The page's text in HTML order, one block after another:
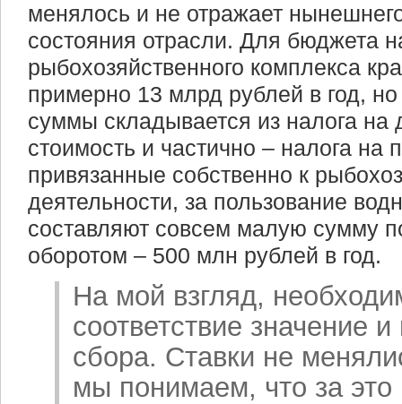
менялось и не отражает
состояния отрасли. Для бюджета
рыбохозяйственного комплекса
примерно 13 млрд рублей в год, но
суммы складывается из налога на
стоимость и частично – налога
привязанные собственно к
деятельности, за пользование
составляют совсем малую сумму
оборотом – 500 млн рублей в год.
На мой взгляд,
соответствие значение
сбора. Ставки не
мы понимаем, что за